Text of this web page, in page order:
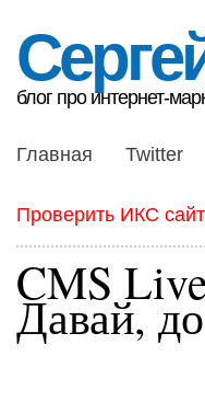
блог про интернет-
Главная Twitter
Проверить ИКС
CMS
Давай,